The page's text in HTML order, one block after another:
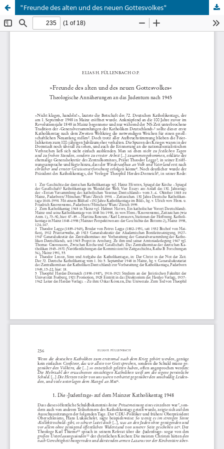
"Freunde des alten und des neuen Gottesvolkes"